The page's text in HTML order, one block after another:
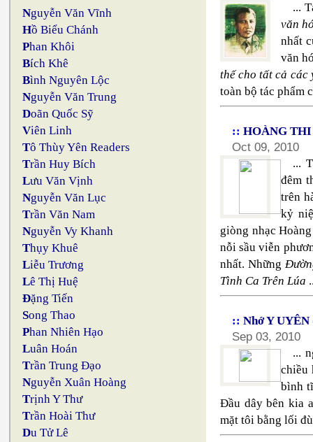
Nguyễn Văn Vĩnh
Hồ Biểu Chánh
Phan Khôi
Bích Khê
Bình Nguyên Lộc
Nguyễn Văn Trung
Doãn Quốc Sỹ
Viên Linh
Tô Thùy Yên Readers
Trần Huy Bích
Lưu Văn Vịnh
Nguyễn Văn Lục
Trần Văn Nam
Nguyễn Vy Khanh
Thụy Khuê
Liễu Trương
Lê Thị Huệ
Đặng Tiến
Song Thao
Phan Nhiên Hạo
Luân Hoán
Trần Trung Đạo
Nguyễn Xuân Hoàng
Trịnh Y Thư
Trần Hoài Thư
Du Tử Lê
...
văn
nhất
văn
thế cho tất cả các
toàn bộ tác phẩm
::HOÀNG
Oct 09, 2010
...
đêm
trên
kỷ
giòng nhạc
nỗi sầu viễn
nhất. Những
Tình Ca Trên Lúa
::Nhớ Y UYÊN
Sep 03, 2010
...
chiều
bình
Đầu dây bên kia
mặt tôi bằng lối